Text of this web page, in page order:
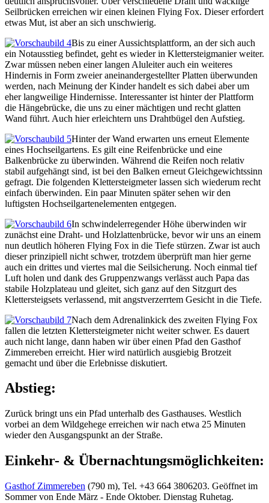
Seilbrücken erreichen wir einen kleinen Flying Fox. Dieser erfordert
etwas Mut, ist aber an sich unschwierig.
Bis zu einer Aussichtsplattform, an der sich auch
ein Notausstieg befindet, geht es wieder in Klettersteigmanier weiter.
Zwar müssen neben einer langen Aluleiter auch ein weiteres
Hindernis in Form zweier aneinandergestellter Platten überwunden
werden, nach Meinung der Kinder handelt es sich dabei aber um
eher langweilige Hindernisse. Interessanter ist hinter der Plattform
die Hängebrücke, die uns zu einer mächtigen und recht glatten
Wand führt. Auch hier erleichtern uns Drahtbügel den Aufstieg.
Hinter der Wand erwarten uns erneut Elemente
eines Hochseilgartens. Es gilt eine Reifenbrücke und eine
Balkenbrücke zu überwinden. Während die Reifen noch relativ
stabil aufgehängt sind, ist bei den Balken erneut Gleichgewichtssinn
gefragt. Die folgenden Klettersteigmeter lassen sich wiederum recht
einfach überwinden. Ein paar Minuten später sehen wir den
luftigsten Hochseilgartenelementen entgegen.
In schwindelerregender Höhe überwinden wir
zunächst eine Draht- und Holzlattenbrücke, bevor wir uns an einem
nun deutlich höheren Flying Fox in die Tiefe stürzen. Zwar ist auch
dieser prinzipiell nicht schwer, trotzdem überprüft man hier gerne
auch ein drittes und viertes mal die Seilsicherung. Noch einmal tief
Luft holen und dank des Gruppenzwangs verlässt auch Papa das
stabile Holzplateau und gleitet, sich ganz auf den Sitzgurt des
Klettersteigsets verlassend, mit angstverzerrtem Gesicht in die Tiefe.
Nach dem Adrenalinkick des zweiten Flying Fox
fallen die letzten Klettersteigmeter nicht weiter schwer. Es dauert
auch nicht lange, dann haben wir über einen Pfad den Gasthof
Zimmereben erreicht. Hier wird natürlich ausgiebig Brotzeit
gemacht und über die Erlebnisse diskutiert.
Abstieg:
Zurück bringt uns ein Pfad unterhalb des Gasthauses. Westlich
vorbei an dem Wildgehege erreichen wir nach etwa 25 Minuten
wieder den Ausgangspunkt an der Straße.
Einkehr- & Übernachtungsmöglichkeiten:
Gasthof Zimmereben (790 m), Tel. +43 664 3806203. Geöffnet im
Sommer von Ende März - Ende Oktober. Dienstag Ruhetag.